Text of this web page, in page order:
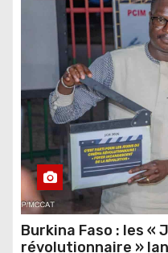
Burkina Faso : les «
révolutionnaire »